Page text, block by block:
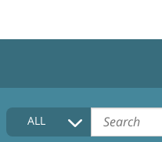
HOME
COLLECTIONS DESCRIPTION
ALL